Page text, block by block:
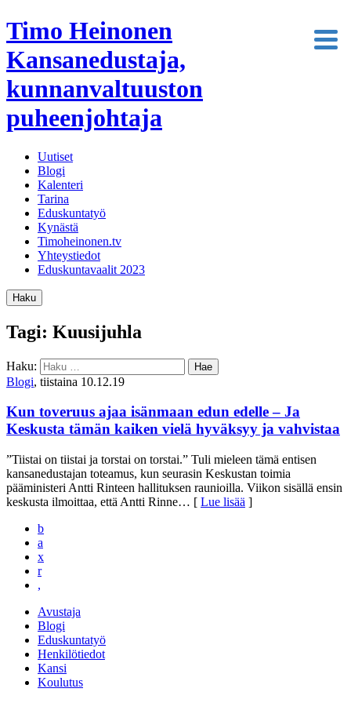
Timo Heinonen
Kansanedustaja,
kunnanvaltuuston
puheenjohtaja
Uutiset
Blogi
Kalenteri
Tarina
Eduskuntatyö
Kynästä
Timoheinonen.tv
Yhteystiedot
Eduskuntavaalit 2023
Haku
Tagi: Kuusijuhla
Haku:
Blogi, tiistaina 10.12.19
Kun toveruus ajaa isänmaan edun edelle – Ja
Keskusta tämän kaiken vielä hyväksyy ja vahvistaa
”Tiistai on tiistai ja torstai on torstai.” Tuli mieleen tämä entisen
kansanedustajan toteamus, kun seurasin Keskustan toimia
pääministeri Antti Rinteen hallituksen raunioilla. Viikon sisällä ensin
keskusta ilmoittaa, että Antti Rinne… [ Lue lisää ]
b
a
x
r
,
Avustaja
Blogi
Eduskuntatyö
Henkilötiedot
Kansi
Koulutus